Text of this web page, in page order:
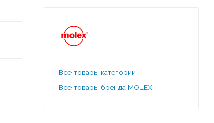
Все товары категории
Все товары бренда MOLEX